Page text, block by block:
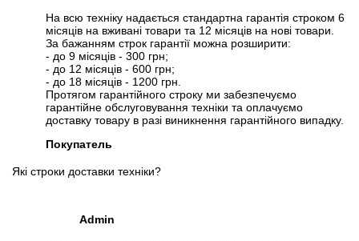
На всю техніку надається стандартна гарантія строком 6
місяців на вживані товари та 12 місяців на нові товари.
За бажанням строк гарантії можна розширити:
- до 9 місяців - 300 грн;
- до 12 місяців - 600 грн;
- до 18 місяців - 1200 грн.
Протягом гарантійного строку ми забезпечуємо
гарантійне обслуговування техніки та оплачуємо
доставку товару в разі виникнення гарантійного випадку.
Покупатель
Які строки доставки техніки?
Admin